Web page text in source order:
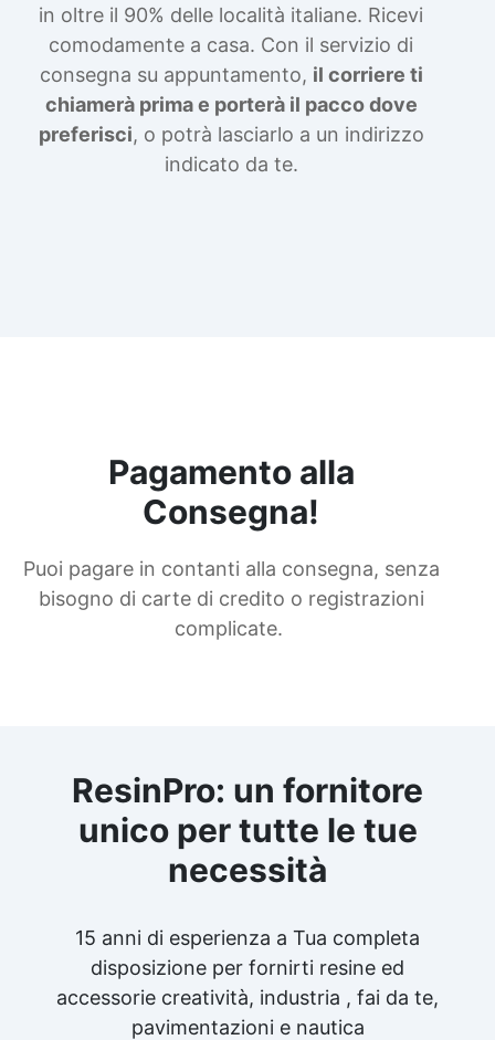
in oltre il 90% delle località italiane. Ricevi
comodamente a casa. Con il servizio di
consegna su appuntamento, il corriere ti
chiamerà prima e porterà il pacco dove
preferisci, o potrà lasciarlo a un indirizzo
indicato da te.
Pagamento alla
Consegna!
Puoi pagare in contanti alla consegna, senza
bisogno di carte di credito o registrazioni
complicate.
ResinPro: un fornitore
unico per tutte le tue
necessità
15 anni di esperienza a Tua completa
disposizione per fornirti resine ed
accessorie creatività, industria , fai da te,
pavimentazioni e nautica